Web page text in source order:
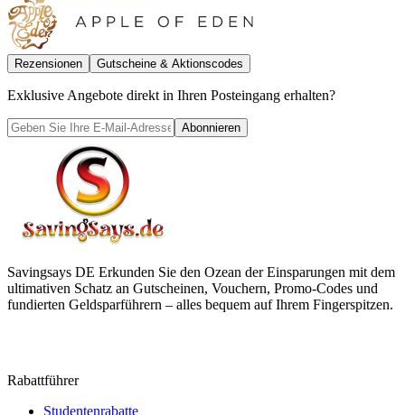
Rezensionen Gutscheine & Aktionscodes
Exklusive Angebote direkt in Ihren Posteingang erhalten?
Abonnieren
Savingsays DE Erkunden Sie den Ozean der Einsparungen mit dem
ultimativen Schatz an Gutscheinen, Vouchern, Promo-Codes und
fundierten Geldsparführern – alles bequem auf Ihrem Fingerspitzen.
Rabattführer
Studentenrabatte